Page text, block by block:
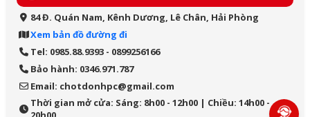
84 Đ. Quán Nam, Kênh Dương, Lê Chân, Hải Phòng
Xem bản đồ đường đi
Tel: 0985.88.9393 - 0899256166
Bảo hành: 0346.971.787
Email: chotdonhpc@gmail.com
Thời gian mở cửa: Sáng: 8h00 - 12h00 | Chiều: 14h00 -